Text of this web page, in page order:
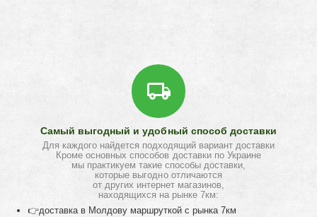
Самый выгодный и удобный способ доставки
Для каждого найдется подходящий вариант доставки
Кроме основных способов доставки по Украине
мы практикуем такие способы доставки,
которые выгодно отличаются
от других интернет магазинов,
находящихся на рынке 7км:
👉доставка в Молдову маршруткой с рынка 7км